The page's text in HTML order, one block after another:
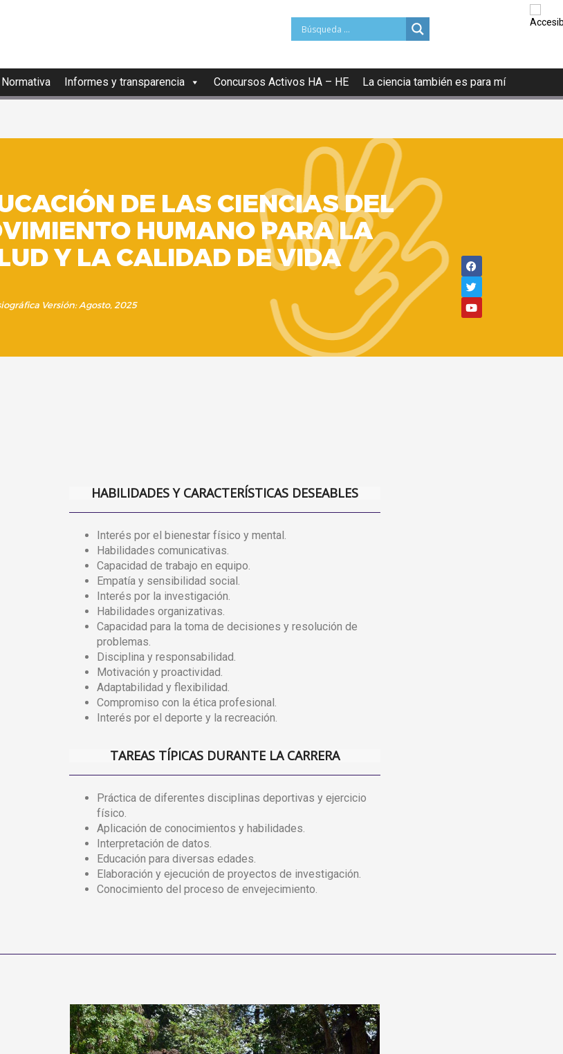
Normativa Informes y transparencia Concursos Activos HA – HE La ciencia también es para mí
DE LAS CIENCIAS DEL
HUMANO PARA LA
Y LA CALIDAD DE VIDA
Versión: Agosto, 2025
HABILIDADES Y CARACTERÍSTICAS DESEABLES
Interés por el bienestar físico y mental.
Habilidades comunicativas.
Capacidad de trabajo en equipo.
Empatía y sensibilidad social.
Interés por la investigación.
Habilidades organizativas.
Capacidad para la toma de decisiones y resolución de
problemas.
Disciplina y responsabilidad.
Motivación y proactividad.
Adaptabilidad y flexibilidad.
Compromiso con la ética profesional.
Interés por el deporte y la recreación.
TAREAS TÍPICAS DURANTE LA CARRERA
Práctica de diferentes disciplinas deportivas y ejercicio
físico.
Aplicación de conocimientos y habilidades.
Interpretación de datos.
Educación para diversas edades.
Elaboración y ejecución de proyectos de investigación.
Conocimiento del proceso de envejecimiento.